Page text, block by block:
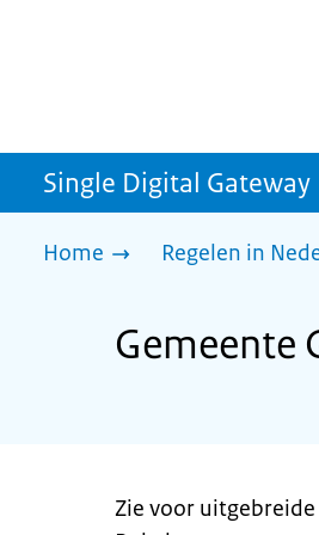
Single Digital Gateway
Home Regelen in
Gemeente
Zie voor